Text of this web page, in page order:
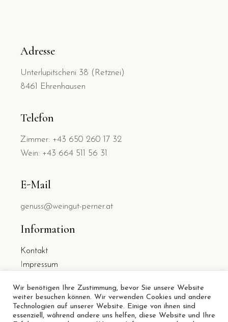
Adresse
Unterlupitscheni 38 (Retznei)
8461 Ehrenhausen
Telefon
Zimmer: +43 650 260 17 32
Wein: +43 664 511 56 31
E-Mail
genuss@weingut-perner.at
Information
Kontakt
mpressum
Wir benötigen Ihre Zustimmung, bevor Sie unsere Website
weiter besuchen können. Wir verwenden Cookies und andere
Technologien auf unserer Website. Einige von ihnen sind
essenziell, während andere uns helfen, diese Website und Ihre